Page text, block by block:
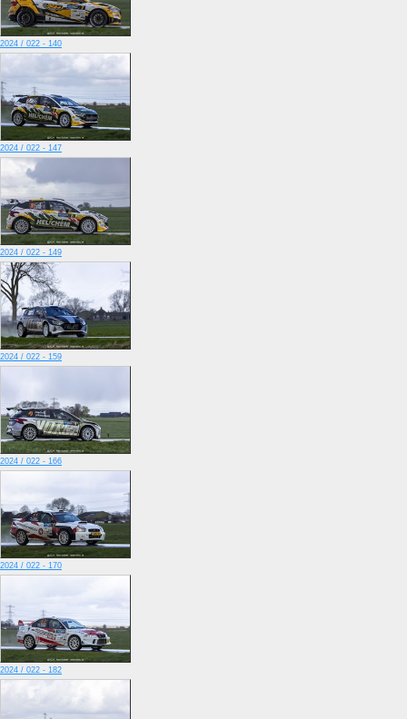
2024 / 022 - 140
2024 / 022 - 147
2024 / 022 - 149
2024 / 022 - 159
2024 / 022 - 166
2024 / 022 - 170
2024 / 022 - 182